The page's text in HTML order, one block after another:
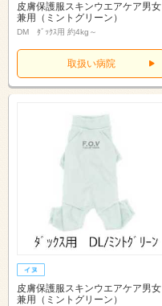
皮膚保護服スキンウエアケア男女
兼用（ミントグリーン）
DM ﾀﾞｯｸｽ用 約4kg～
取扱い病院
皮膚保護服スキンウエアケア男女
兼用（ミントグリーン）